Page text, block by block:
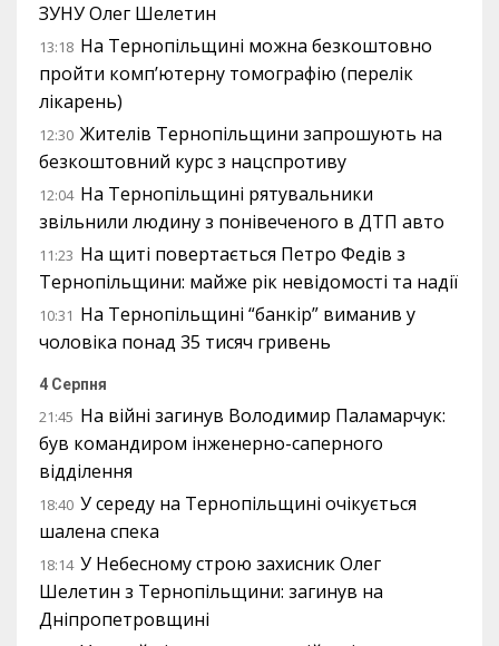
ЗУНУ Олег Шелетин
13:18 На Тернопільщині можна безкоштовно
пройти комп’ютерну томографію (перелік
лікарень)
12:30 Жителів Тернопільщини запрошують на
безкоштовний курс з нацспротиву
12:04 На Тернопільщині рятувальники
звільнили людину з понівеченого в ДТП авто
11:23 На щиті повертається Петро Федів з
Тернопільщини: майже рік невідомості та надії
10:31 На Тернопільщині “банкір” виманив у
чоловіка понад 35 тисяч гривень
4 Серпня
21:45 На війні загинув Володимир Паламарчук:
був командиром інженерно-саперного
відділення
18:40 У середу на Тернопільщині очікується
шалена спека
18:14 У Небесному строю захисник Олег
Шелетин з Тернопільщини: загинув на
Дніпропетровщині